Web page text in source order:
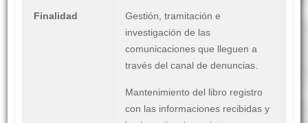
Finalidad
Gestión, tramitación e
investigación de las
comunicaciones que lleguen a
través del canal de denuncias.
Mantenimiento del libro registro
con las informaciones recibidas y